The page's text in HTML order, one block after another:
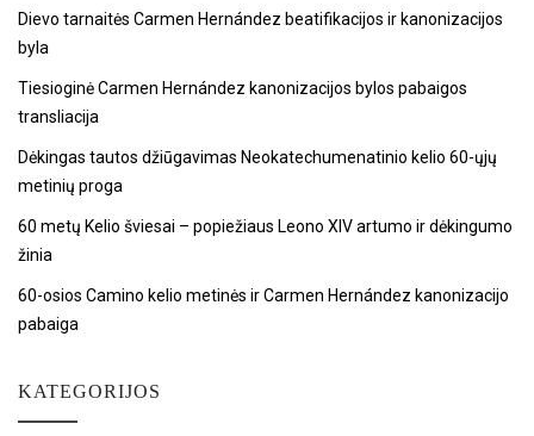
Dievo tarnaitės Carmen Hernández beatifikacijos ir kanonizacijos
byla
Tiesioginė Carmen Hernández kanonizacijos bylos pabaigos
transliacija
Dėkingas tautos džiūgavimas Neokatechumenatinio kelio 60-ųjų
metinių proga
60 metų Kelio šviesai – popiežiaus Leono XIV artumo ir dėkingumo
žinia
60-osios Camino kelio metinės ir Carmen Hernández kanonizacijo
pabaiga
KATEGORIJOS